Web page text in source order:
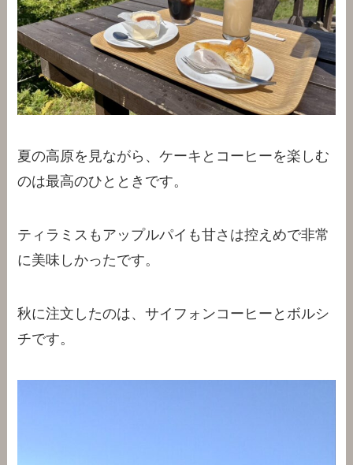
夏の高原を見ながら、ケーキとコーヒーを楽しむ
のは最高のひとときです。
ティラミスもアップルパイも甘さは控えめで非常
に美味しかったです。
秋に注文したのは、サイフォンコーヒーとボルシ
チです。